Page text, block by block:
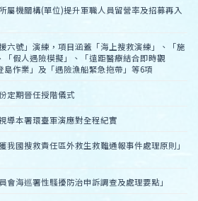
屬機關構(單位)提升軍職人員留營率及招募再入
六號」演練，項目涵蓋「海上搜救演練」、「施
「假人遇險模擬」、「遠距醫療結合即時觀
作業」及「遇險漁船緊急拖帶」等6項
定期晉任授階儀式
導本署環臺軍演應對全程紀實
我國搜救責任區外救生救難通報事件處理原則」
會海巡署性騷擾防治申訴調查及處理要點」